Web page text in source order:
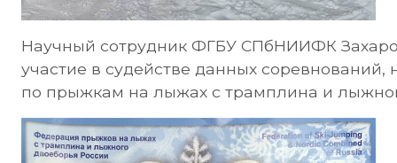
Научный сотрудник ФГБУ СПбНИИФК
участие в судействе данных
по прыжкам на лыжах с трамплина и